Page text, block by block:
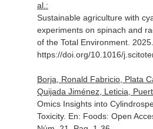
al.:
Sustainable agriculture with
experiments on spinach and
of the Total Environment.
https://doi.org/10.1016/
Borja, Ronald Fabricio, Plata
Quijada Jiménez, Leticia,
Omics Insights into
Toxicity. En: Foods: Open